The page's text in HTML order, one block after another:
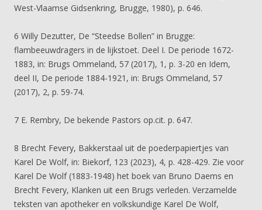
West-Vlaamse Gidsenkring, Brugge, 1980), p. 646.
6 Willy Dezutter, De “Steedse Bollen” in Brugge:
flambeeuwdragers in de lijkstoet. Deel I. De periode 1672-
1883, in: Brugs Ommeland, 57 (2017), 1, p. 3-20 en Idem,
deel II, De periode 1884-1921, in: Brugs Ommeland, 57
(2017), 2, p. 59-74.
7 E. Rembry, De bekende Pastors op.cit. p. 647.
8 Brecht Fevery, Bakkerstaal uit de poederpapiertjes van
Karel De Wolf, in: Biekorf, 123 (2023), 4, p. 428-429. Zie voor
Karel De Wolf (1883-1948) het boek van Bruno Daems en
Brecht Fevery, Klanken uit een Brugs verleden. Verzamelde
teksten van apotheker en volkskundige Karel De Wolf,